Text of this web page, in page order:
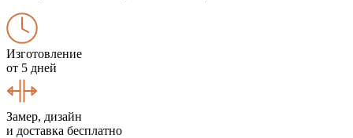
Изготовление
от 5 дней
Замер, дизайн
и доставка бесплатно